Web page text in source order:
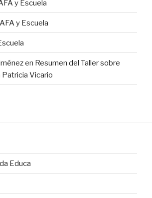
y Escuela
AFA y Escuela
en Resumen del Taller sobre
Vicario
Educa